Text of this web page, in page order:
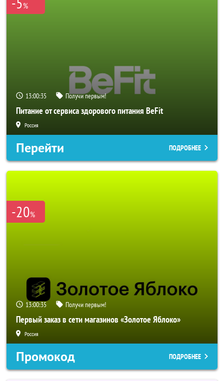
%
13:00:33 Получи первым!
Питание от сервиса здорового питания BeFit
Россия
Перейти ПОДРОБНЕЕ
-20%
13:00:33 Получи первым!
Первый заказ в сети магазинов «Золотое Яблоко»
Россия
Промокод ПОДРОБНЕЕ